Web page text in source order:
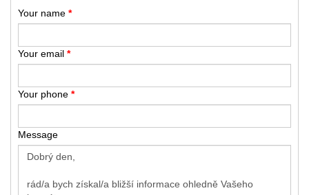
Your name *
Your email *
Your phone *
Message